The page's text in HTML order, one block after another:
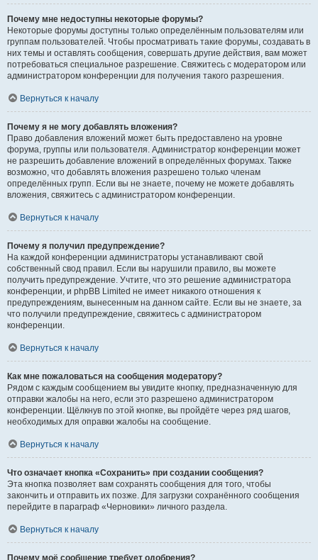
Почему мне недоступны некоторые форумы?
Некоторые форумы доступны только определённым пользователям или
группам пользователей. Чтобы просматривать такие форумы, создавать в
них темы и оставлять сообщения, совершать другие действия, вам может
потребоваться специальное разрешение. Свяжитесь с модератором или
администратором конференции для получения такого разрешения.
Вернуться к началу
Почему я не могу добавлять вложения?
Право добавления вложений может быть предоставлено на уровне
форума, группы или пользователя. Администратор конференции может
не разрешить добавление вложений в определённых форумах. Также
возможно, что добавлять вложения разрешено только членам
определённых групп. Если вы не знаете, почему не можете добавлять
вложения, свяжитесь с администратором конференции.
Вернуться к началу
Почему я получил предупреждение?
На каждой конференции администраторы устанавливают свой
собственный свод правил. Если вы нарушили правило, вы можете
получить предупреждение. Учтите, что это решение администратора
конференции, и phpBB Limited не имеет никакого отношения к
предупреждениям, вынесенным на данном сайте. Если вы не знаете, за
что получили предупреждение, свяжитесь с администратором
конференции.
Вернуться к началу
Как мне пожаловаться на сообщения модератору?
Рядом с каждым сообщением вы увидите кнопку, предназначенную для
отправки жалобы на него, если это разрешено администратором
конференции. Щёлкнув по этой кнопке, вы пройдёте через ряд шагов,
необходимых для оправки жалобы на сообщение.
Вернуться к началу
Что означает кнопка «Сохранить» при создании сообщения?
Эта кнопка позволяет вам сохранять сообщения для того, чтобы
закончить и отправить их позже. Для загрузки сохранённого сообщения
перейдите в параграф «Черновики» личного раздела.
Вернуться к началу
Почему моё сообщение требует одобрения?